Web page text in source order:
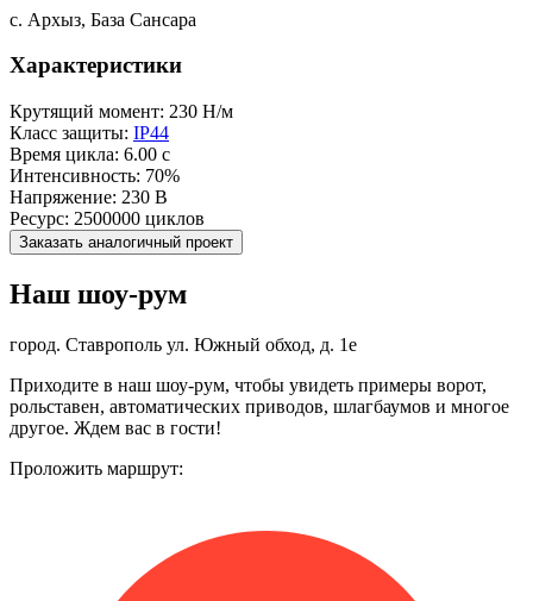
с. Архыз, База Сансара
Характеристики
Крутящий момент: 230 Н/м
Класс защиты: IP44
Время цикла: 6.00 с
Интенсивность: 70%
Напряжение: 230 В
Ресурс: 2500000 циклов
Заказать аналогичный проект
Наш шоу-рум
город. Ставрополь ул. Южный обход, д. 1е
Приходите в наш шоу-рум, чтобы увидеть примеры ворот,
рольставен, автоматических приводов, шлагбаумов и многое
другое. Ждем вас в гости!
Проложить маршрут: